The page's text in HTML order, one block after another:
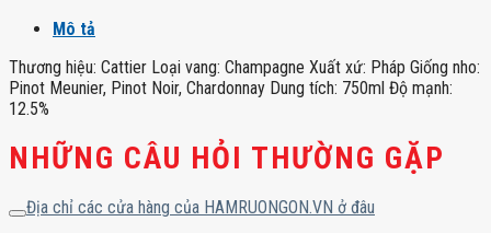
Mô tả
Thương hiệu: Cattier Loại vang: Champagne Xuất xứ: Pháp Giống nho:
Pinot Meunier, Pinot Noir, Chardonnay Dung tích: 750ml Độ mạnh:
12.5%
NHỮNG CÂU HỎI THƯỜNG GẶP
Địa chỉ các cửa hàng của HAMRUONGON.VN ở đâu